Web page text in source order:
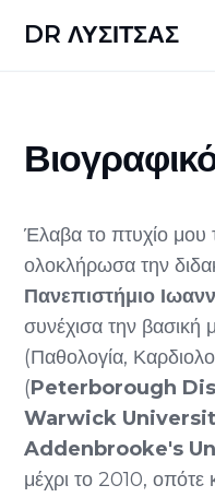
DR ΛΥΣΙΤΣΑΣ
Έλαβα το πτυχίο
ολοκλήρωσα την
Πανεπιστήμιο
συνέχισα την βασική
(Παθολογία,
(Peterborough
Warwick
Addenbrooke's
μέχρι το 2010, οπότε